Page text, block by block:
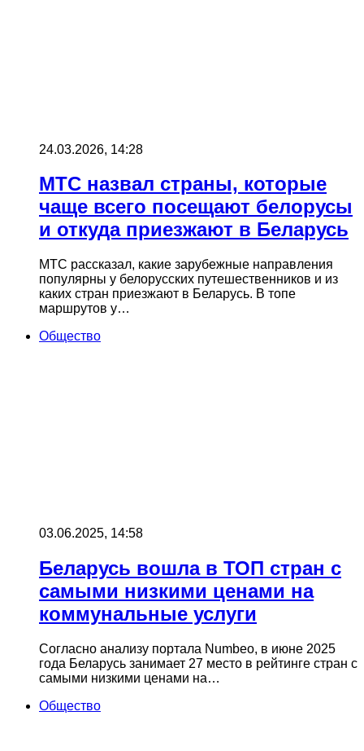
24.03.2026, 14:28
МТС назвал страны, которые
чаще всего посещают белорусы
и откуда приезжают в Беларусь
МТС рассказал, какие зарубежные направления
популярны у белорусских путешественников и из
каких стран приезжают в Беларусь. В топе
маршрутов у…
Общество
03.06.2025, 14:58
Беларусь вошла в ТОП стран с
самыми низкими ценами на
коммунальные услуги
Согласно анализу портала Numbeo, в июне 2025
года Беларусь занимает 27 место в рейтинге стран с
самыми низкими ценами на…
Общество